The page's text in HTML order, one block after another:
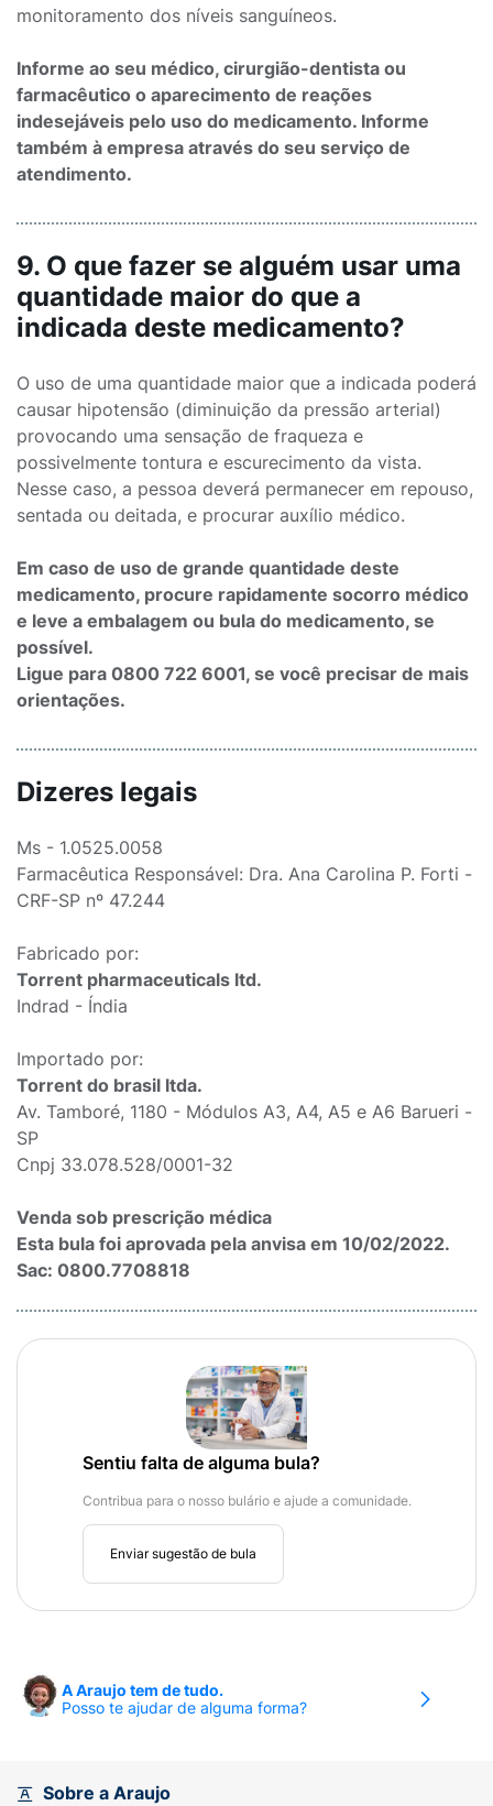
monitoramento dos níveis sanguíneos.
Informe ao seu médico, cirurgião-dentista ou
farmacêutico o aparecimento de reações
indesejáveis pelo uso do medicamento. Informe
também à empresa através do seu serviço de
atendimento.
9. O que fazer se alguém usar uma
quantidade maior do que a
indicada deste medicamento?
O uso de uma quantidade maior que a indicada poderá
causar hipotensão (diminuição da pressão arterial)
provocando uma sensação de fraqueza e
possivelmente tontura e escurecimento da vista.
Nesse caso, a pessoa deverá permanecer em repouso,
sentada ou deitada, e procurar auxílio médico.
Em caso de uso de grande quantidade deste
medicamento, procure rapidamente socorro médico
e leve a embalagem ou bula do medicamento, se
possível.
Ligue para 0800 722 6001, se você precisar de mais
orientações.
Dizeres legais
Ms - 1.0525.0058
Farmacêutica Responsável: Dra. Ana Carolina P. Forti -
CRF-SP nº 47.244
Fabricado por:
Torrent pharmaceuticals ltd.
Indrad - Índia
Importado por:
Torrent do brasil ltda.
Av. Tamboré, 1180 - Módulos A3, A4, A5 e A6 Barueri -
SP
Cnpj 33.078.528/0001-32
Venda sob prescrição médica
Esta bula foi aprovada pela anvisa em 10/02/2022.
Sac: 0800.7708818
Sentiu falta de alguma bula?
Contribua para o nosso bulário e ajude a comunidade.
Enviar sugestão de bula
A Araujo tem de tudo.
Posso te ajudar de alguma forma?
Sobre a Araujo